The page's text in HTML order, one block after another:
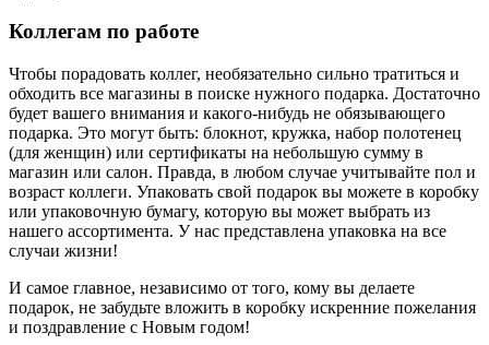
Коллегам по работе
Чтобы порадовать коллег, необязательно сильно тратиться и
обходить все магазины в поиске нужного подарка. Достаточно
будет вашего внимания и какого-нибудь не обязывающего
подарка. Это могут быть: блокнот, кружка, набор полотенец
(для женщин) или сертификаты на небольшую сумму в
магазин или салон. Правда, в любом случае учитывайте пол и
возраст коллеги. Упаковать свой подарок вы можете в коробку
или упаковочную бумагу, которую вы может выбрать из
нашего ассортимента. У нас представлена упаковка на все
случаи жизни!
И самое главное, независимо от того, кому вы делаете
подарок, не забудьте вложить в коробку искренние пожелания
и поздравление с Новым годом!